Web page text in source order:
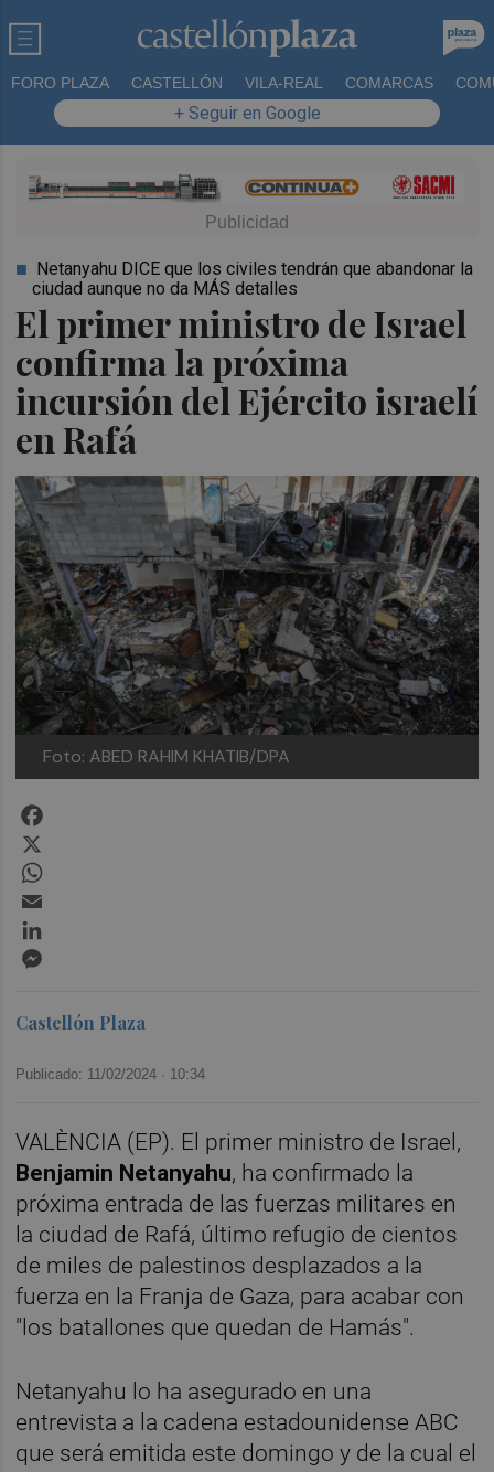
FORO PLAZA CASTELLÓN VILA-REAL COMARCAS
+ Seguir en Google
El primer ministro de Israel
confirma la próxima
incursión del Ejército israelí
en Rafá
Netanyahu DICE que los civiles tendrán que abandonar la
ciudad aunque no da MÁS detalles
Foto: ABED RAHIM KHATIB/DPA
Castellón Plaza
Publicado: 11/02/2024 · 10:34
VALÈNCIA (EP). El primer ministro de Israel,
Benjamin Netanyahu, ha confirmado la
próxima entrada de las fuerzas militares en
la ciudad de Rafá, último refugio de cientos
de miles de palestinos desplazados a la
fuerza en la Franja de Gaza, para acabar con
"los batallones que quedan de Hamás".
Netanyahu lo ha asegurado en una
entrevista a la cadena estadounidense ABC
que será emitida este domingo y de la cual el